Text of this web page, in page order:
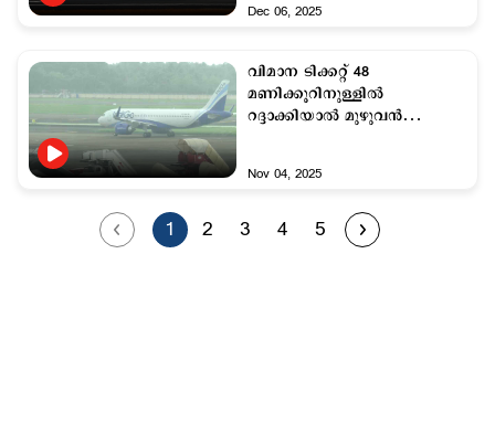
Dec 06, 2025
വിമാന ടിക്കറ്റ് 48
മണിക്കൂറിനുള്ളിൽ
റദ്ദാക്കിയാല്‍ മുഴുവൻ
Nov 04, 2025
1 2 3 4 5